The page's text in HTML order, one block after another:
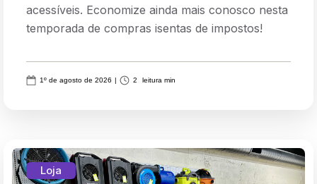
acessíveis. Economize ainda mais conosco nesta
temporada de compras isentas de impostos!
1º de agosto de 2026 | 2 leitura min
Loja